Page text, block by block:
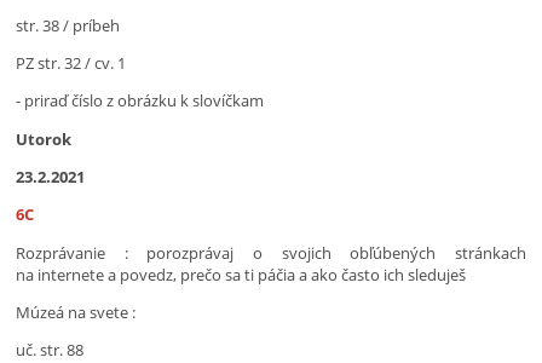
str. 38 / príbeh
PZ str. 32 / cv. 1
- priraď číslo z obrázku k slovíčkam
Utorok
23.2.2021
6C
Rozprávanie : porozprávaj o svojich obľúbených stránkach
na internete a povedz, prečo sa ti páčia a ako často ich sleduješ
Múzeá na svete :
uč. str. 88